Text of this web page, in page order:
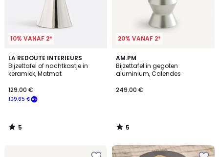
10% VANAF 2*
LA REDOUTE INTERIEURS
Bijzettafel of nachtkastje in
keramiek, Matmat
109.65 €
129.00 €
5
/
5
5
/
20% VANAF 2*
AM.PM
Bijzettafel in gegoten
aluminium, Calendes
249.00 €
5
/
5
5
/